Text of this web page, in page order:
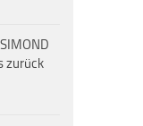
zurück